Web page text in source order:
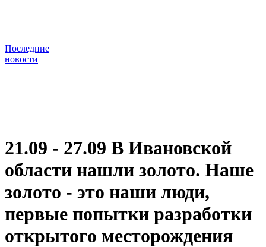
Последние
новости
21.09 - 27.09 В Ивановской
области нашли золото. Наше
золото - это наши люди,
первые попытки разработки
открытого месторождения